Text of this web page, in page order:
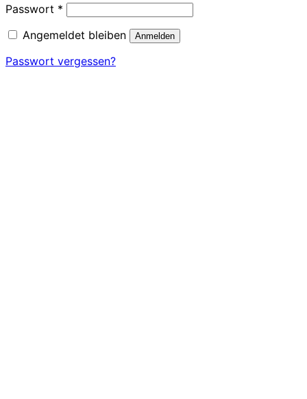
Passwort * Erforderlich
Angemeldet bleiben
Anmelden
Passwort vergessen?